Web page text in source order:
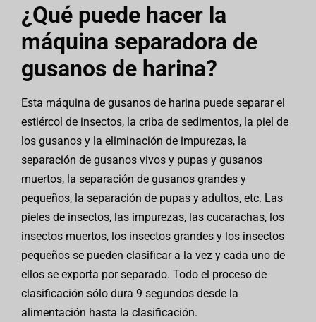
¿Qué puede hacer la
máquina separadora de
gusanos de harina?
Esta máquina de gusanos de harina puede separar el
estiércol de insectos, la criba de sedimentos, la piel de
los gusanos y la eliminación de impurezas, la
separación de gusanos vivos y pupas y gusanos
muertos, la separación de gusanos grandes y
pequeños, la separación de pupas y adultos, etc. Las
pieles de insectos, las impurezas, las cucarachas, los
insectos muertos, los insectos grandes y los insectos
pequeños se pueden clasificar a la vez y cada uno de
ellos se exporta por separado. Todo el proceso de
clasificación sólo dura 9 segundos desde la
alimentación hasta la clasificación.